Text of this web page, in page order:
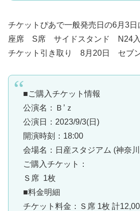
チケットぴあで一般発売日の6月3日
座席 S席 サイドスタンド
チケット引き取り 8月20日 セブ
■ご購入チケット情報
公演名：Ｂ’ｚ
公演日：2023/9/3(日)
開演時刻：18:00
会場名：日産スタジアム (神奈
ご購入チケット：
Ｓ席 1枚
■料金明細
チケット料金：Ｓ席 1枚 計